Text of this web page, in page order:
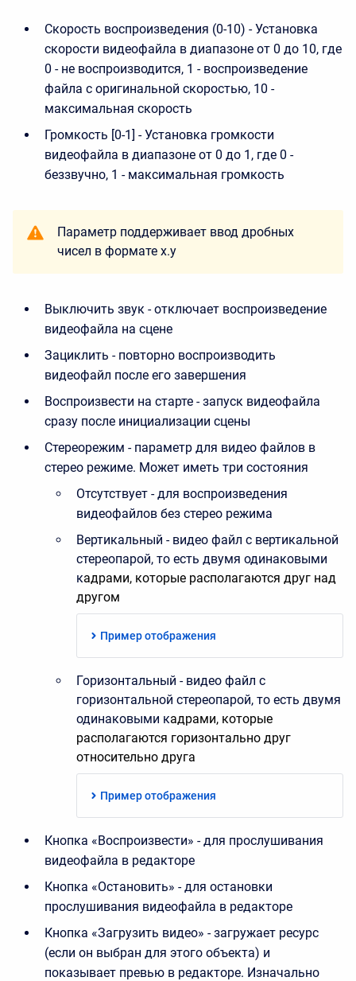
Скорость воспроизведения (0-10) - Установка
скорости видеофайла в диапазоне от 0 до 10, где
0 - не воспроизводится, 1 - воспроизведение
файла с оригинальной скоростью, 10 -
максимальная скорость
Громкость [0-1] - Установка громкости
видеофайла в диапазоне от 0 до 1, где 0 -
беззвучно, 1 - максимальная громкость
Параметр поддерживает ввод дробных
чисел в формате x.y
Выключить звук - отключает воспроизведение
видеофайла на сцене
Зациклить - повторно воспроизводить
видеофайл после его завершения
Воспроизвести на старте - запуск видеофайла
сразу после инициализации сцены
Стереорежим - параметр для видео файлов в
стерео режиме. Может иметь три состояния
Отсутствует - для воспроизведения
видеофайлов без стерео режима
Вертикальный - видео файл с вертикальной
стереопарой, то есть двумя одинаковыми
кадрами, которые располагаются друг над
другом
Пример отображения
Горизонтальный - видео файл с
горизонтальной стереопарой, то есть двумя
одинаковыми кадрами, которые
располагаются горизонтально друг
относительно друга
Пример отображения
Кнопка «Воспроизвести» - для прослушивания
видеофайла в редакторе
Кнопка «Остановить» - для остановки
прослушивания видеофайла в редакторе
Кнопка «Загрузить видео» - загружает ресурс
(если он выбран для этого объекта) и
показывает превью в редакторе. Изначально